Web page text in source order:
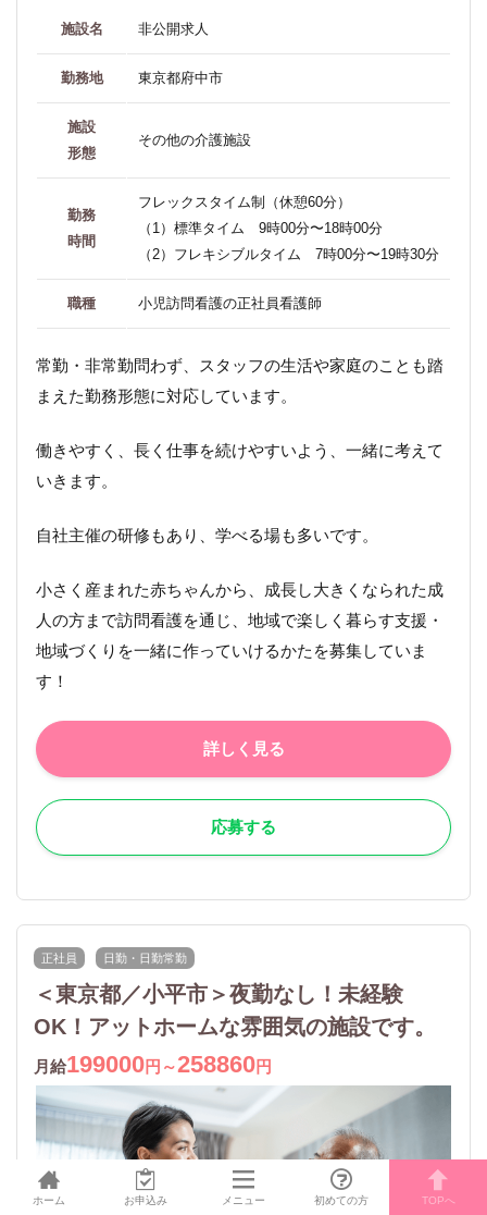
施設名 非公開求人
勤務地 東京都府中市
施設
形態
その他の介護施設
勤務
時間
フレックスタイム制（休憩60分）
（1）標準タイム 9時00分〜18時00分
（2）フレキシブルタイム 7時00分〜19時30分
職種 小児訪問看護の正社員看護師
常勤・非常勤問わず、スタッフの生活や家庭のことも踏
まえた勤務形態に対応しています。
働きやすく、長く仕事を続けやすいよう、一緒に考えて
いきます。
自社主催の研修もあり、学べる場も多いです。
小さく産まれた赤ちゃんから、成長し大きくなられた成
人の方まで訪問看護を通じ、地域で楽しく暮らす支援・
地域づくりを一緒に作っていけるかたを募集していま
す！
詳しく見る
応募する
正社員 日勤・日勤常勤
＜東京都／小平市＞夜勤なし！未経験
OK！アットホームな雰囲気の施設です。
月給199000円～258860円
ホーム お申込み メニュー 初めての方 TOPへ